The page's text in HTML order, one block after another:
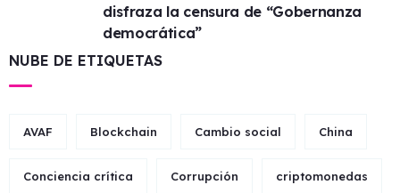
disfraza la censura de “Gobernanza
democrática”
NUBE DE ETIQUETAS
AVAF Blockchain Cambio social China
Conciencia crítica Corrupción criptomonedas